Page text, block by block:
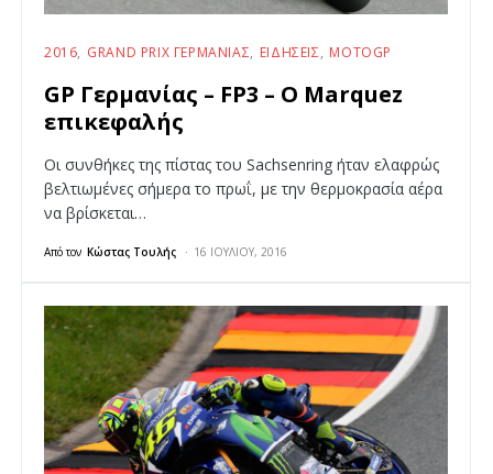
2016 GRAND PRIX ΓΕΡΜΑΝΊΑΣ ΕΙΔΉΣΕΙΣ MOTOGP
GP Γερμανίας – FP3 – Ο Marquez
επικεφαλής
Οι συνθήκες της πίστας του Sachsenring ήταν ελαφρώς
βελτιωμένες σήμερα το πρωΐ, με την θερμοκρασία αέρα
να βρίσκεται…
Από τον Κώστας Τουλής 16 ΙΟΥΛΊΟΥ, 2016